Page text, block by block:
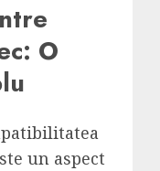
O
un aspect